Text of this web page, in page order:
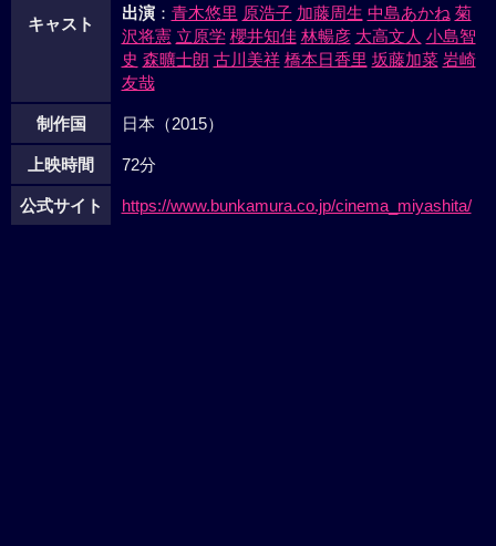
キャスト
出演： 青木悠里 原浩子 加藤周生 中島あかね 菊
沢将憲 立原学 櫻井知佳 林暢彦 大高文人 小島智
史 森曠士朗 古川美祥 橋本日香里 坂藤加菜 岩崎
友哉
制作国 日本（2015）
上映時間 72分
公式サイト https://www.bunkamura.co.jp/cinema_miyashita/